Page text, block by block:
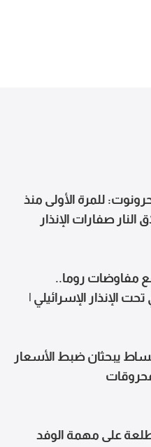
للمرة الأولى منذ
صفارات الإنذار
مفاوضات روما..
الإنذار الإسرائيلي |
يبحثان ضبط الأسعار
على مهمة الوفد